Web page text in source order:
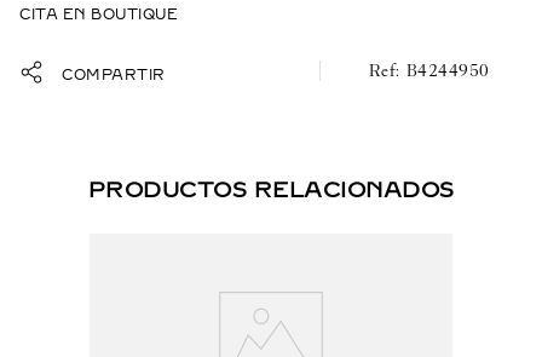
CITA EN BOUTIQUE
COMPARTIR B4244950
PRODUCTOS RELACIONADOS